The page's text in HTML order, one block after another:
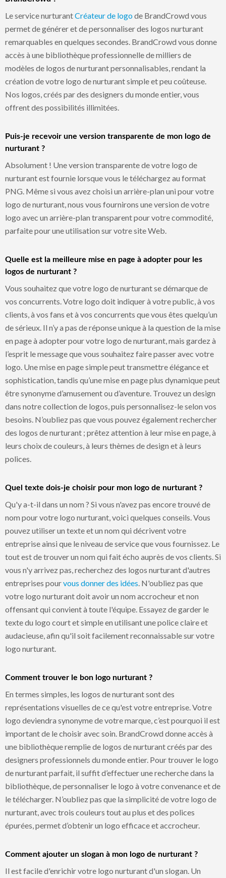
Le service nurturantCréateur de logode BrandCrowd vous
permet de générer et de personnaliser des logos nurturant
remarquables en quelques secondes. BrandCrowd vous donne
accès à une bibliothèque professionnelle de milliers de
modèles de logos de nurturant personnalisables, rendant la
création de votre logo de nurturant simple et peu coûteuse.
Nos logos, créés par des designers du monde entier, vous
offrent des possibilités illimitées.
Puis-je recevoir une version transparente de mon logo de
nurturant ?
Absolument ! Une version transparente de votre logo de
nurturant est fournie lorsque vous le téléchargez au format
PNG. Même si vous avez choisi un arrière-plan uni pour votre
logo de nurturant, nous vous fournirons une version de votre
logo avec un arrière-plan transparent pour votre commodité,
parfaite pour une utilisation sur votre site Web.
Quelle est la meilleure mise en page à adopter pour les
logos de nurturant ?
Vous souhaitez que votre logo de nurturant se démarque de
vos concurrents. Votre logo doit indiquer à votre public, à vos
clients, à vos fans et à vos concurrents que vous êtes quelqu’un
de sérieux. Il n’y a pas de réponse unique à la question de la mise
en page à adopter pour votre logo de nurturant, mais gardez à
l’esprit le message que vous souhaitez faire passer avec votre
logo. Une mise en page simple peut transmettre élégance et
sophistication, tandis qu’une mise en page plus dynamique peut
être synonyme d’amusement ou d’aventure. Trouvez un design
dans notre collection de logos, puis personnalisez-le selon vos
besoins. N’oubliez pas que vous pouvez également rechercher
des logos de nurturant ; prêtez attention à leur mise en page, à
leurs choix de couleurs, à leurs thèmes de design et à leurs
polices.
Quel texte dois-je choisir pour mon logo de nurturant ?
Qu'y a-t-il dans un nom ? Si vous n'avez pas encore trouvé de
nom pour votre logo nurturant, voici quelques conseils. Vous
pouvez utiliser un texte et un nom qui décrivent votre
entreprise ainsi que le niveau de service que vous fournissez. Le
tout est de trouver un nom qui fait écho auprès de vos clients. Si
vous n'y arrivez pas, recherchez des logos nurturant d'autres
entreprises pourvous donner des idées . N'oubliez pas que
votre logo nurturant doit avoir un nom accrocheur et non
offensant qui convient à toute l'équipe. Essayez de garder le
texte du logo court et simple en utilisant une police claire et
audacieuse, afin qu'il soit facilement reconnaissable sur votre
logo nurturant.
Comment trouver le bon logo nurturant ?
En termes simples, les logos de nurturant sont des
représentations visuelles de ce qu'est votre entreprise. Votre
logo deviendra synonyme de votre marque, c’est pourquoi il est
important de le choisir avec soin. BrandCrowd donne accès à
une bibliothèque remplie de logos de nurturant créés par des
designers professionnels du monde entier. Pour trouver le logo
de nurturant parfait, il suffit d’effectuer une recherche dans la
bibliothèque, de personnaliser le logo à votre convenance et de
le télécharger. N’oubliez pas que la simplicité de votre logo de
nurturant, avec trois couleurs tout au plus et des polices
épurées, permet d’obtenir un logo efficace et accrocheur.
Comment ajouter un slogan à mon logo de nurturant ?
Il est facile d'enrichir votre logo nurturant d'un slogan. Un